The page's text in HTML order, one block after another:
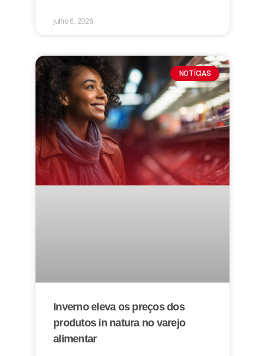
julho 6, 2026
NOTÍCIAS
Inverno eleva os preços dos
produtos in natura no varejo
alimentar